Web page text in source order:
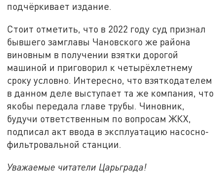
подчёркивает издание.
Стоит отметить, что в 2022 году суд признал
бывшего замглавы Чановского же района
виновным в получении взятки дорогой
машиной и приговорил к четырёхлетнему
сроку условно. Интересно, что взяткодателем
в данном деле выступает та же компания, что
якобы передала главе трубы. Чиновник,
будучи ответственным по вопросам ЖКХ,
подписал акт ввода в эксплуатацию насосно-
фильтровальной станции.
Уважаемые читатели Царьграда!